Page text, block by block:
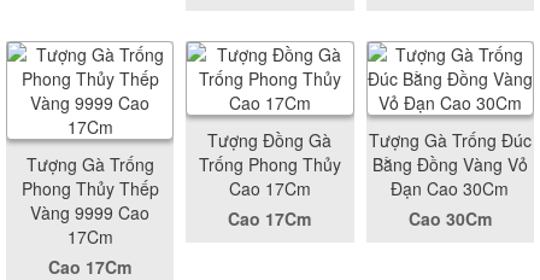
Tượng Gà Trống
Phong Thủy Thếp
Vàng 9999 Cao
17Cm
Cao 17Cm
Tượng Đồng Gà
Trống Phong Thủy
Cao 17Cm
Cao 17Cm
Tượng Gà Trống Đúc
Bằng Đồng Vàng Vỏ
Đạn Cao 30Cm
Cao 30Cm